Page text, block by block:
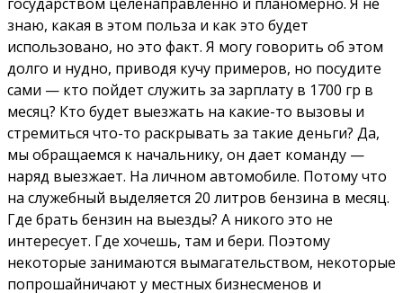
знаю, какая в этом польза и как это будет
использовано, но это факт. Я могу говорить об этом
долго и нудно, приводя кучу примеров, но посудите
сами — кто пойдет служить за зарплату в 1700 гр в
месяц? Кто будет выезжать на какие-то вызовы и
стремиться что-то раскрывать за такие деньги? Да,
мы обращаемся к начальнику, он дает команду —
наряд выезжает. На личном автомобиле. Потому что
на служебный выделяется 20 литров бензина в месяц.
Где брать бензин на выезды? А никого это не
интересует. Где хочешь, там и бери. Поэтому
некоторые занимаются вымагательством, некоторые
попрошайничают у местных бизнесменов и